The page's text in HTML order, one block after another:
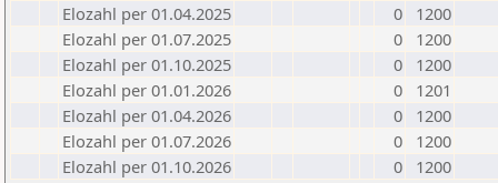
Elozahl per 01.04.2025
0
1200
Elozahl per 01.07.2025
0
1200
Elozahl per 01.10.2025
0
1200
Elozahl per 01.01.2026
0
1201
Elozahl per 01.04.2026
0
1200
Elozahl per 01.07.2026
0
1200
Elozahl per 01.10.2026
0 1200